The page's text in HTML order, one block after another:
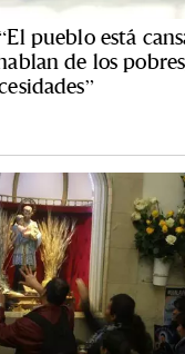
pueblo está
de los